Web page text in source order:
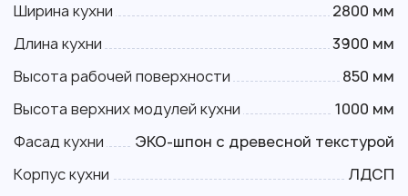
Ширина кухни
2800 мм
Длина кухни
3900 мм
Высота рабочей поверхности
850 мм
Высота верхних модулей кухни
1000 мм
Фасад кухни
ЭКО-шпон с древесной текстурой
Корпус кухни
ЛДСП